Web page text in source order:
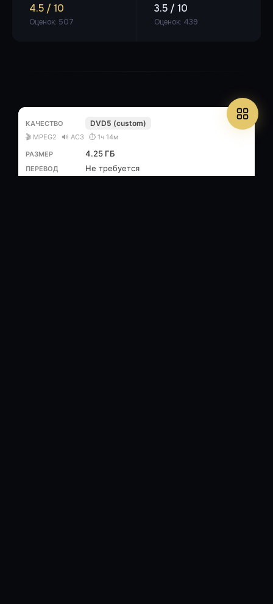
4.5 / 10
Оценок: 507
3.5 / 10
Оценок: 439
DVD5 (custom)
🎬 MPEG2 🔊 AC3 ⏱ 1ч 14м
4.25 ГБ
Не требуется